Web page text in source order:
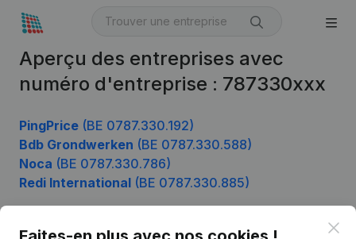
Aperçu des entreprises avec
numéro d'entreprise : 787330xxx
PingPrice (BE 0787.330.192)
Bdb Grondwerken (BE 0787.330.588)
Noca (BE 0787.330.786)
Redi International (BE 0787.330.885)